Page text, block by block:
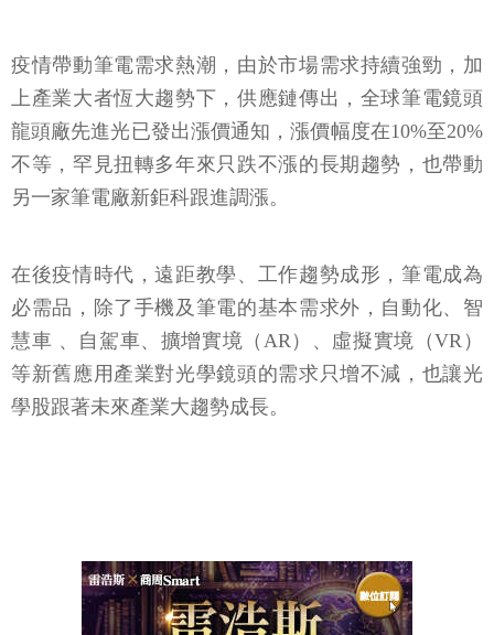
疫情帶動筆電需求熱潮，由於市場需求持續強勁，加
上產業大者恆大趨勢下，供應鏈傳出，全球筆電鏡頭
龍頭廠先進光已發出漲價通知，漲價幅度在10%至20%
不等，罕見扭轉多年來只跌不漲的長期趨勢，也帶動
另一家筆電廠新鉅科跟進調漲。
在後疫情時代，遠距教學、工作趨勢成形，筆電成為
必需品，除了手機及筆電的基本需求外，自動化、智
慧車 、自駕車、擴增實境（AR）、虛擬實境（VR）
等新舊應用產業對光學鏡頭的需求只增不減，也讓光
學股跟著未來產業大趨勢成長。